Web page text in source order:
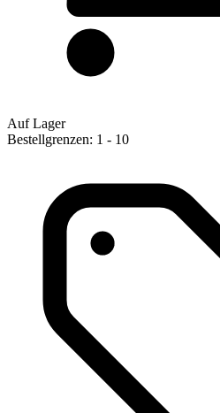
Auf Lager
Bestellgrenzen: 1 - 10